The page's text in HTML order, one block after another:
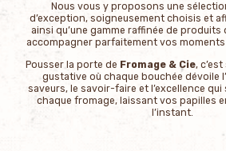
Nous vous y proposons une
d’exception, soigneusement choisis et
ainsi qu’une gamme raffinée de produits
accompagner parfaitement vos
Pousser la porte de Fromage & Cie,
gustative où chaque bouchée dévoile
saveurs, le savoir-faire et l’excellence
chaque fromage, laissant vos papilles
l’instant.